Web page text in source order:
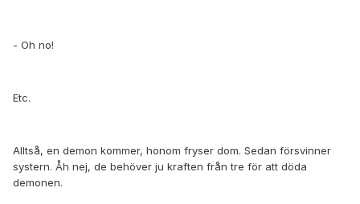
- Oh no!
Etc.
Alltså, en demon kommer, honom fryser dom. Sedan försvinner
systern. Åh nej, de behöver ju kraften från tre för att döda
demonen.